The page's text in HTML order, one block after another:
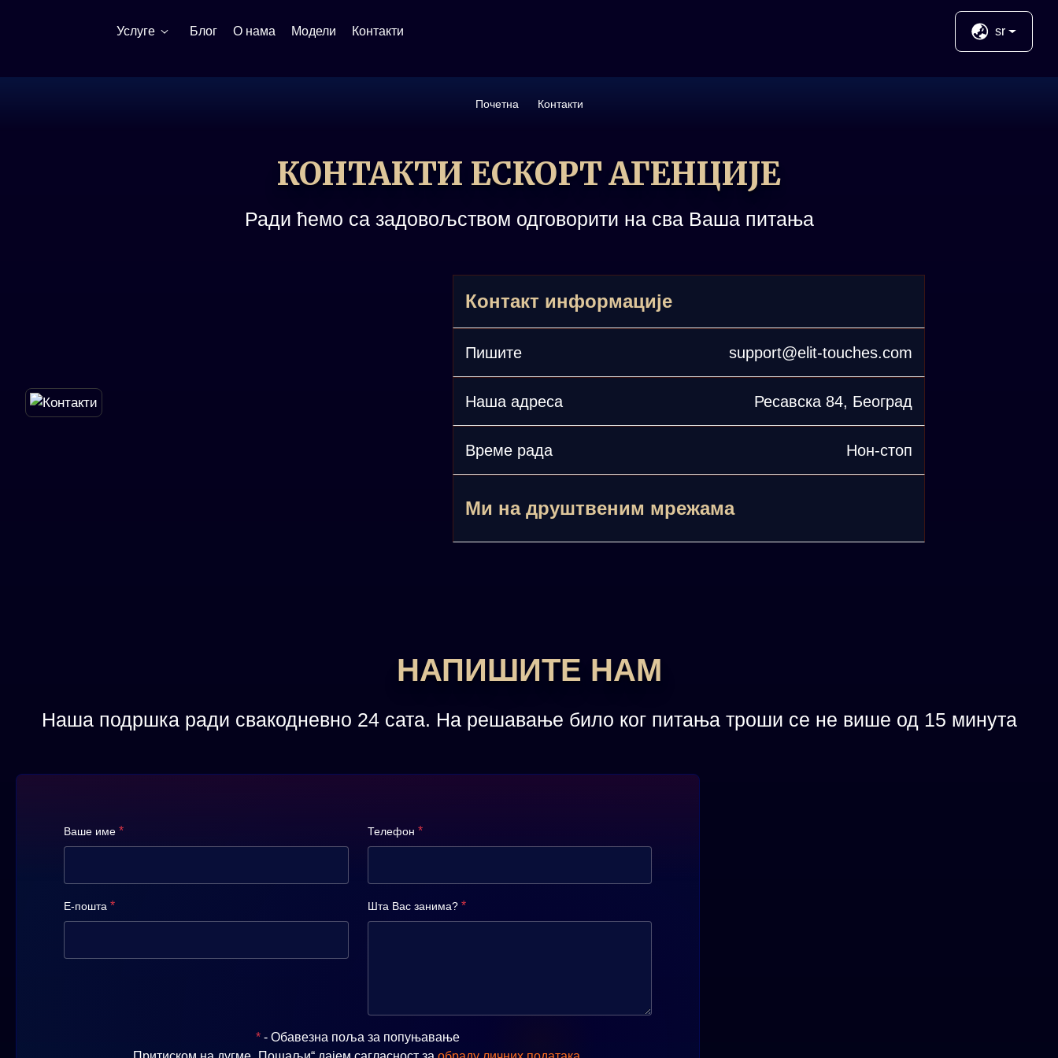
Услуге Блог О нама Модели Контакти sr
Почетна Контакти
КОНТАКТИ ЕСКОРТ АГЕНЦИЈЕ
Ради ћемо са задовољством одговорити на сва Ваша питања
Контакт информације
Пишите support@elit-touches.com
Наша адреса Ресавска 84, Београд
Време рада Нон-стоп
Ми на друштвеним мрежама
НАПИШИТЕ НАМ
Наша подршка ради свакодневно 24 сата. На решавање било ког питања троши се не више од 15 минута
Ваше име * Телефон *
Е-пошта * Шта Вас занима? *
* - Обавезна поља за попуњавање